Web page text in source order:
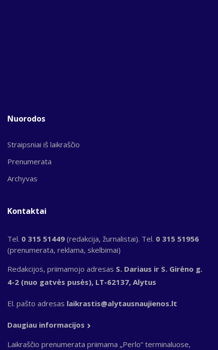
Nuorodos
Straipsniai iš laikraščio
Prenumerata
Archyvas
Kontaktai
Tel. 0 315 51449 (redakcija, žurnalistai). Tel. 0 315 51956
(prenumerata, reklama, skelbimai)
Redakcijos, priimamojo adresas S. Dariaus ir S. Girėno g.
4-2 (nuo gatvės pusės), LT-62137, Alytus
El. pašto adresas laikrastis@alytausnaujienos.lt
Daugiau informacijos
Laikraščio prenumerata priimama „Perlo“ terminaluose,